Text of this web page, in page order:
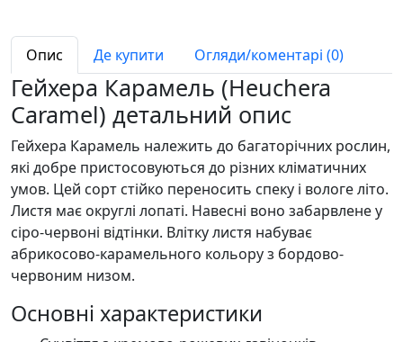
Опис Де купити Огляди/коментарі (0)
Гейхера Карамель (Heuchera
Caramel) детальний опис
Гейхера Карамель належить до багаторічних рослин,
які добре пристосовуються до різних кліматичних
умов. Цей сорт стійко переносить спеку і вологе літо.
Листя має округлі лопаті. Навесні воно забарвлене у
сіро-червоні відтінки. Влітку листя набуває
абрикосово-карамельного кольору з бордово-
червоним низом.
Основні характеристики